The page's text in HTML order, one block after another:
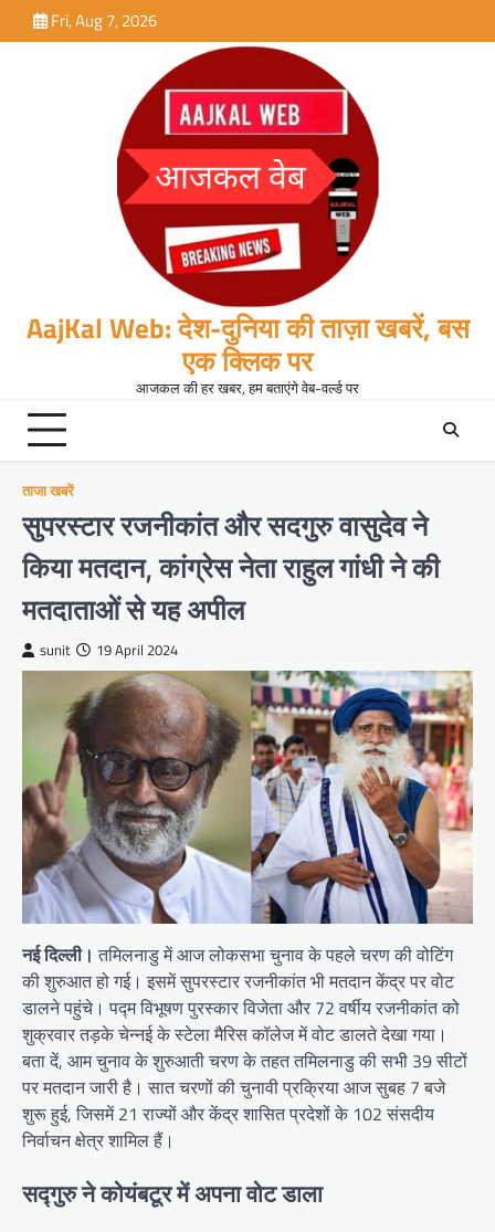
to
Fri, Aug 7, 2026
AajKal Web: देश-दुनिया की ताज़ा खबरें, बस
एक क्लिक पर
आजकल की हर खबर, हम बताएंगे वेब-वर्ल्ड पर
ताजा खबरें
सुपरस्टार रजनीकांत और सदगुरु वासुदेव ने
किया मतदान, कांग्रेस नेता राहुल गांधी ने की
मतदाताओं से यह अपील
sunit 19 April 2024
नई दिल्ली। तमिलनाडु में आज लोकसभा चुनाव के पहले चरण की वोटिंग
की शुरुआत हो गई। इसमें सुपरस्टार रजनीकांत भी मतदान केंद्र पर वोट
डालने पहुंचे। पद्म विभूषण पुरस्कार विजेता और 72 वर्षीय रजनीकांत को
शुक्रवार तड़के चेन्नई के स्टेला मैरिस कॉलेज में वोट डालते देखा गया।
बता दें, आम चुनाव के शुरुआती चरण के तहत तमिलनाडु की सभी 39 सीटों
पर मतदान जारी है। सात चरणों की चुनावी प्रक्रिया आज सुबह 7 बजे
शुरू हुई, जिसमें 21 राज्यों और केंद्र शासित प्रदेशों के 102 संसदीय
निर्वाचन क्षेत्र शामिल हैं।
सद्गुरु ने कोयंबटूर में अपना वोट डाला